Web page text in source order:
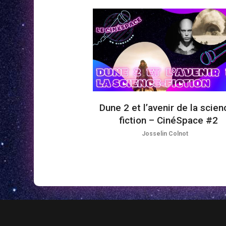
Dune 2 et l’avenir de la
fiction – CinéSpace #2
Josselin Colnot